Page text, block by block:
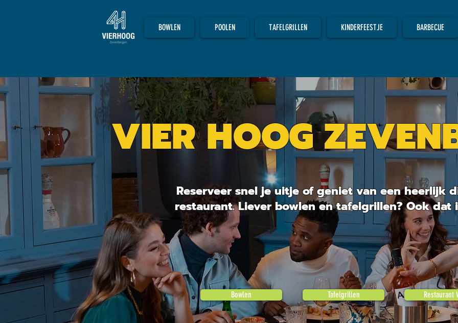
BOWLEN POOLEN TAFELGRILLEN KINDERFEESTJE BARBECUE
VIER HOOG
ALLES VIER JE BIJ
Reserveer snel je uitje of geniet van een heerlijk
restaurant. Liever bowlen en tafelgrillen? Ook dat
Bowlen Tafelgrillen Restaurant